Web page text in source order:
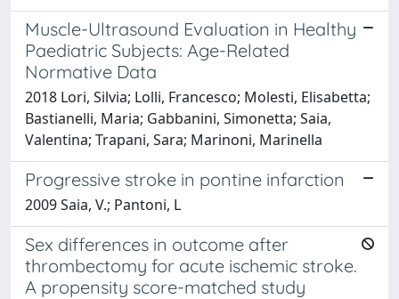
Muscle-Ultrasound Evaluation in Healthy
Paediatric Subjects: Age-Related
Normative Data
2018 Lori, Silvia; Lolli, Francesco; Molesti, Elisabetta;
Bastianelli, Maria; Gabbanini, Simonetta; Saia,
Valentina; Trapani, Sara; Marinoni, Marinella
Progressive stroke in pontine infarction
2009 Saia, V.; Pantoni, L
Sex differences in outcome after
thrombectomy for acute ischemic stroke.
A propensity score-matched study